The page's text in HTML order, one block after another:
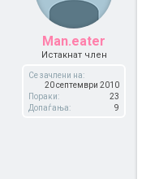
Man.eater
Истакнат член
Се зачлени на:
20 септември 2010
Пораки:
23
Допаѓања:
9